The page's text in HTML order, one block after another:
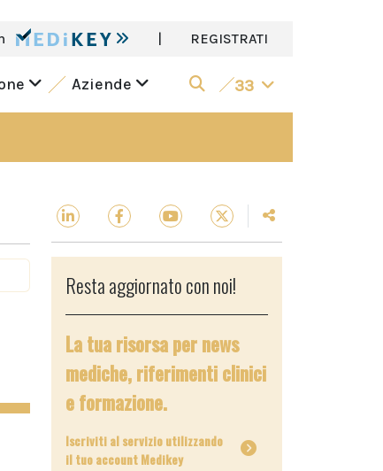
| REGISTRATI
Aziende 33
Resta aggiornato con noi!
La tua risorsa per news
mediche, riferimenti clinici
e formazione.
Iscriviti al servizio utilizzando
il tuo account Medikey